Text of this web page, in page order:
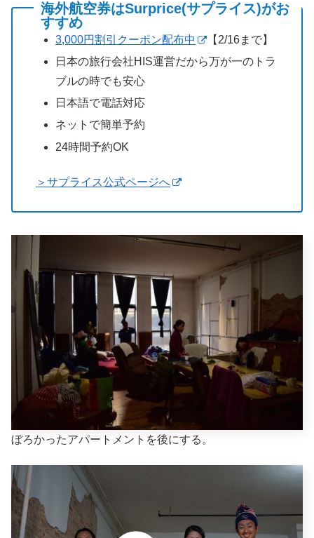
海外航空券はSurprice(サプライス)がお
すすめ
3,000円割引クーポン配布中
【2/16まで】
日本の旅行会社HIS運営だから万が一のトラ
ブルの時でも安心
日本語で電話対応
ネットで簡単予約
24時間予約OK
＞サプライス公式ページへ
ぼろかったアパートメントを後にする。